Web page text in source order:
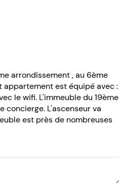
arrondissement , au 6ème
appartement est équipé avec :
le wifi. L'immeuble du 19ème
concierge. L'ascenseur va
est près de nombreuses